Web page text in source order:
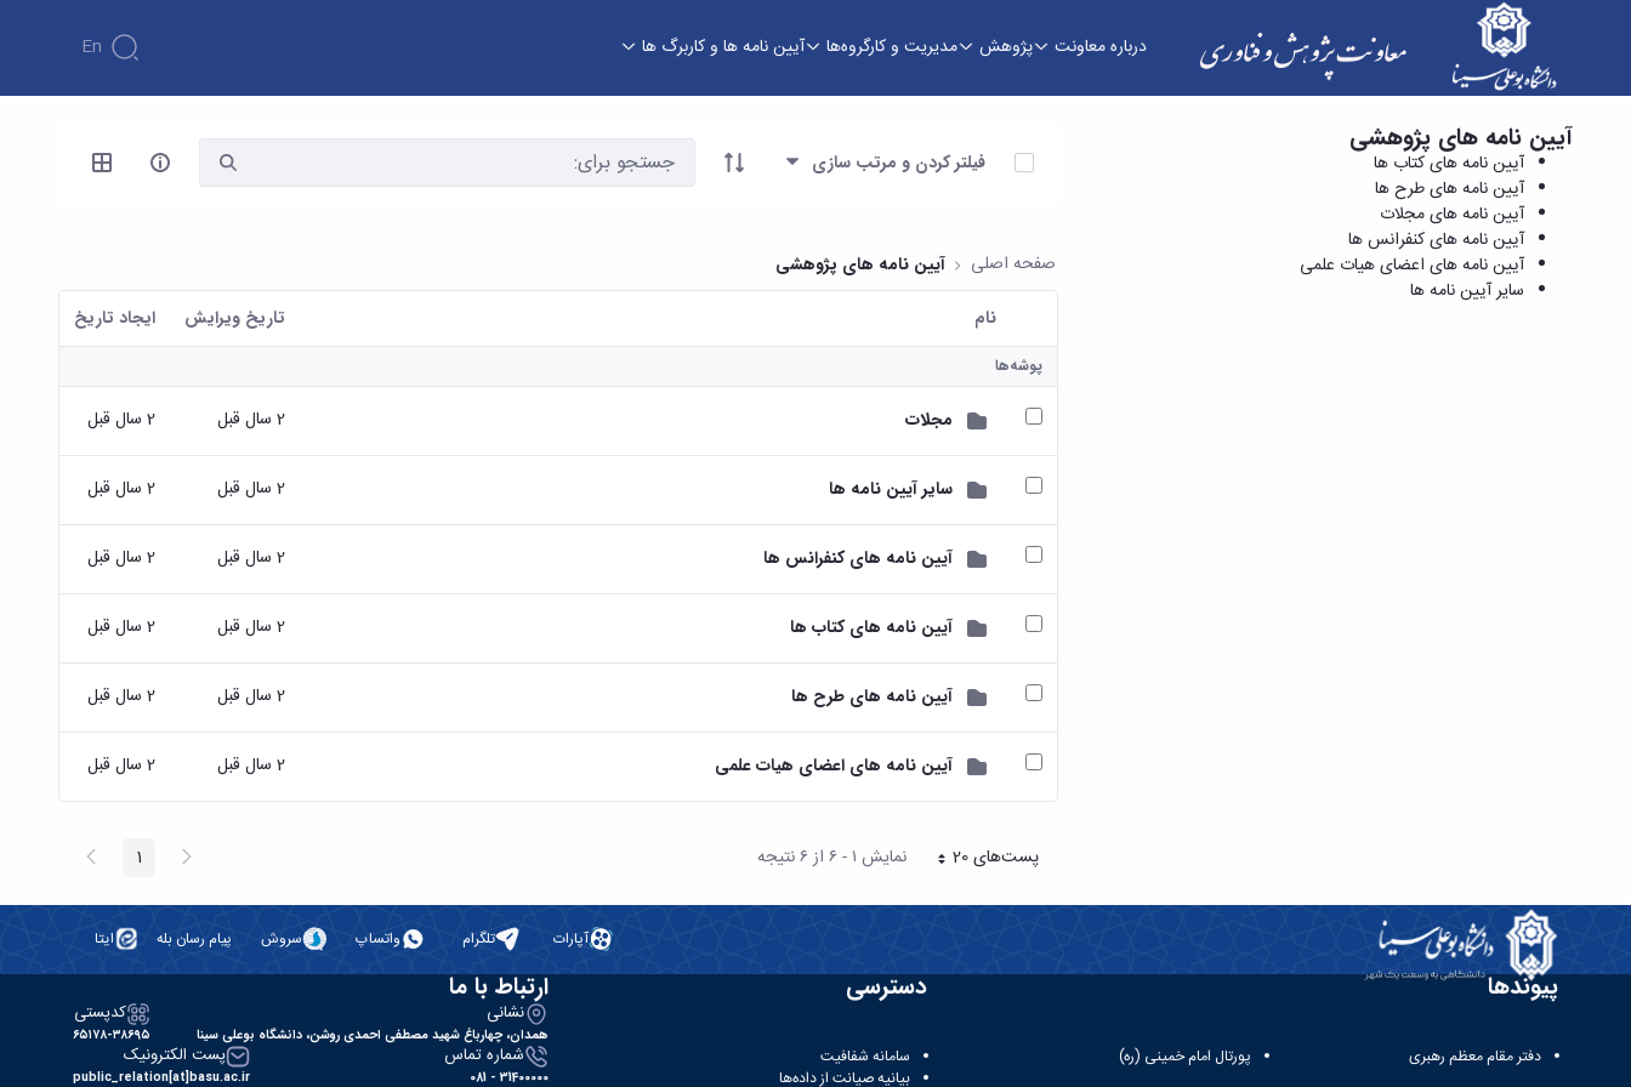
درباره معاونت پژوهش مدیریت و کارگروه‌ها آیین نامه ها و کاربرگ ها En
آیین نامه های کنفرانس ها - معاونت پژوهش و فناوری
آیین نامه های پژوهشی
آیین نامه های کتاب ها
آیین نامه های طرح ها
آیین نامه های مجلات
آیین نامه های کنفرانس ها
آیین نامه های اعضای هیات علمی
سایر آیین نامه ها
آیتم ها را انتخاب کنید
فیلتر کردن و مرتب سازی
صفحه اصلی آیین نامه های پژوهشی
کاربر انتخاب شده
نام تاریخ ویرایش ايجاد تاريخ
پوشه‌ها
مجلات 2 سال قبل 2 سال قبل
سایر آیین نامه ها 2 سال قبل 2 سال قبل
آیین نامه های کنفرانس ها 2 سال قبل 2 سال قبل
آیین نامه های کتاب ها 2 سال قبل 2 سال قبل
آیین نامه های طرح ها 2 سال قبل 2 سال قبل
آیین نامه های اعضای هیات علمی 2 سال قبل 2 سال قبل
پست‌‌های 20هر صفحه نمایش ۱ - ۶ از ۶ نتیجه پیغام صفحه1 صفحه
آپارات تلگرام واتساپ سروش پیام رسان بله ایتا
پیوندها
دفتر مقام معظم رهبری
پورتال امام خمینی (ره)
دسترسی
سامانه شفافیت
بیانیه صیانت از داده‌ها
ارتباط با ما
نشانی
همدان، چهارباغ شهید مصطفی احمدی روشن، دانشگاه بوعلی سینا
کدپستی
۶۵۱۷۸-۳۸۶۹۵
شماره تماس
31400000 - 081
پست الکترونیک
public_relation[at]basu.ac.ir